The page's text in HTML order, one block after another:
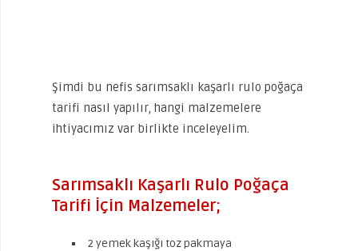
Şimdi bu nefis sarımsaklı kaşarlı rulo poğaça
tarifi nasıl yapılır, hangi malzemelere
ihtiyacımız var birlikte inceleyelim.
Sarımsaklı Kaşarlı Rulo Poğaça
Tarifi İçin Malzemeler;
2 yemek kaşığı toz pakmaya